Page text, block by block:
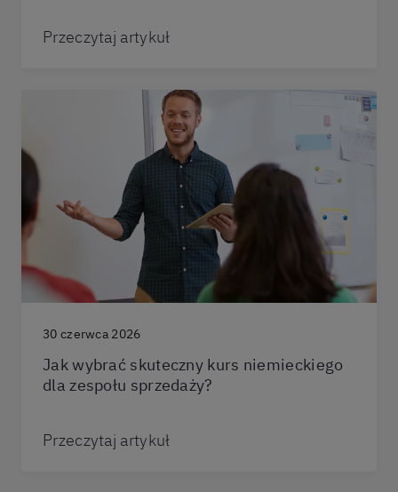
Przeczytaj artykuł
30 czerwca 2026
Jak wybrać skuteczny kurs niemieckiego
dla zespołu sprzedaży?
Przeczytaj artykuł